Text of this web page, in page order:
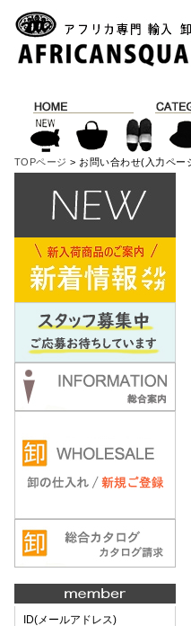
TOPページ > お問い合わせ(入力ペー
ID(メールアドレス)